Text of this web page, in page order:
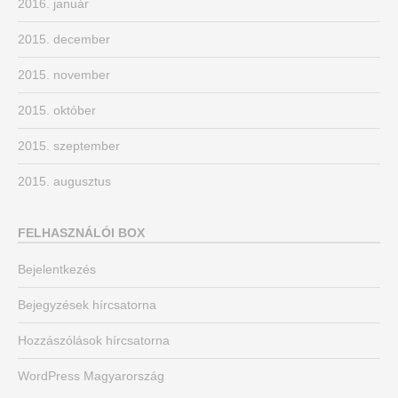
2016. január
2015. december
2015. november
2015. október
2015. szeptember
2015. augusztus
FELHASZNÁLÓI BOX
Bejelentkezés
Bejegyzések hírcsatorna
Hozzászólások hírcsatorna
WordPress Magyarország